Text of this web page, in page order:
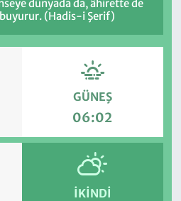
dünyada da, âhirette de
(Hadis-i Şerif)
GÜNEŞ
06:02
İKINDI